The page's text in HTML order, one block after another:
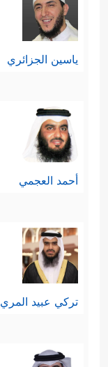
ياسين الجزائري
أحمد العجمي
تركي عبيد المري